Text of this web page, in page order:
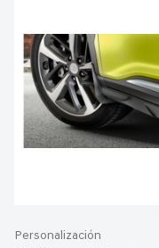
Personalización